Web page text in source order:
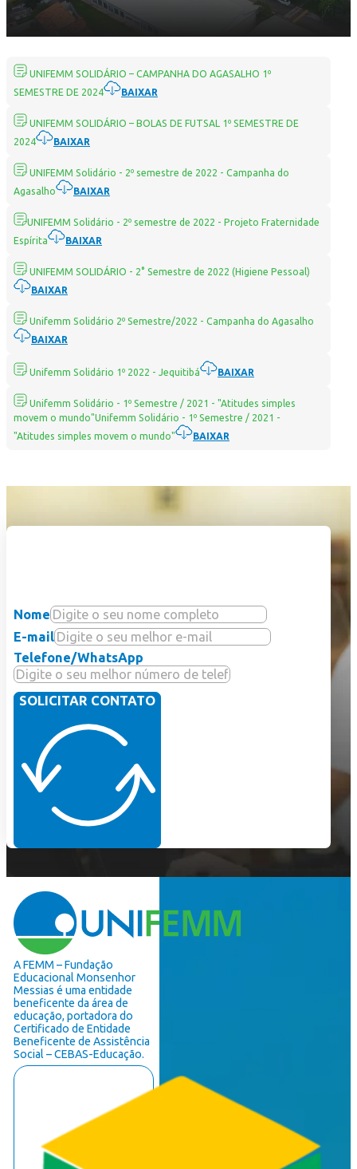
UNIFEMM SOLIDÁRIO – CAMPANHA DO AGASALHO 1º
SEMESTRE DE 2024
BAIXAR
UNIFEMM SOLIDÁRIO – BOLAS DE FUTSAL 1º SEMESTRE DE
2024
BAIXAR
UNIFEMM Solidário - 2º semestre de 2022 - Campanha do
Agasalho
BAIXAR
UNIFEMM Solidário - 2º semestre de 2022 - Projeto Fraternidade
Espírita
BAIXAR
UNIFEMM SOLIDÁRIO - 2° Semestre de 2022 (Higiene Pessoal)
BAIXAR
Unifemm Solidário 2º Semestre/2022 - Campanha do Agasalho
BAIXAR
Unifemm Solidário 1º 2022 - Jequitibá BAIXAR
Unifemm Solidário - 1º Semestre / 2021 - "Atitudes simples
movem o mundo"Unifemm Solidário - 1º Semestre / 2021 -
"Atitudes simples movem o mundo"
BAIXAR
Nome
E-mail
Telefone/WhatsApp
SOLICITAR CONTATO
A FEMM – Fundação
Educacional Monsenhor
Messias é uma entidade
beneficente da área de
educação, portadora do
Certificado de Entidade
Beneficente de Assistência
Social – CEBAS-Educação.